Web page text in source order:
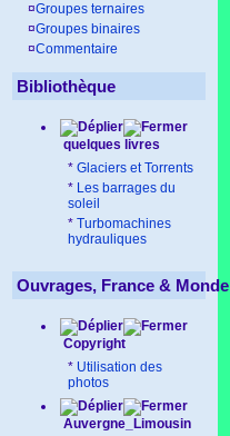
¤Groupes ternaires
¤Groupes binaires
¤Commentaire
Bibliothèque
quelques livres
* Glaciers et Torrents
* Les barrages du
soleil
* Turbomachines
hydrauliques
Ouvrages, France & Monde
Copyright
* Utilisation des
photos
Auvergne_Limousin